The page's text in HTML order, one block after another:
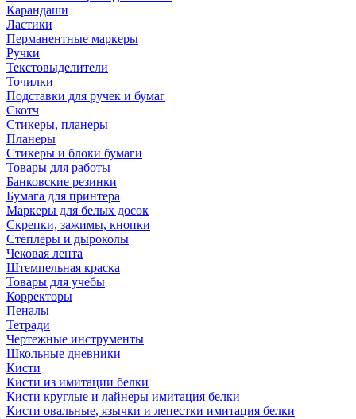
Карандаши
Ластики
Перманентные маркеры
Ручки
Текстовыделители
Точилки
Подставки для ручек и бумаг
Скотч
Стикеры, планеры
Планеры
Стикеры и блоки бумаги
Товары для работы
Банковские резинки
Бумага для принтера
Маркеры для белых досок
Скрепки, зажимы, кнопки
Степлеры и дыроколы
Чековая лента
Штемпельная краска
Товары для учебы
Корректоры
Пеналы
Тетради
Чертежные инструменты
Школьные дневники
Кисти
Кисти из имитации белки
Кисти круглые и лайнеры имитация белки
Кисти овальные, язычки и лепестки имитация белки